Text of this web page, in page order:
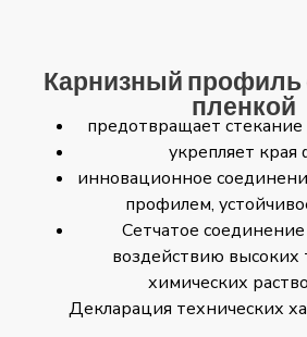
Карнизный профиль
пленкой
предотвращает
укрепляет края
инновационное
профилем,
Сетчатое
воздействию высоких
химических
Декларация технических